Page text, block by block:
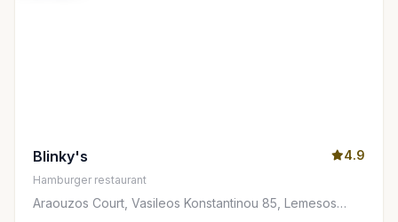
Blinky's 4.9
Hamburger restaurant
Araouzos Court, Vasileos Konstantinou 85, Lemesos